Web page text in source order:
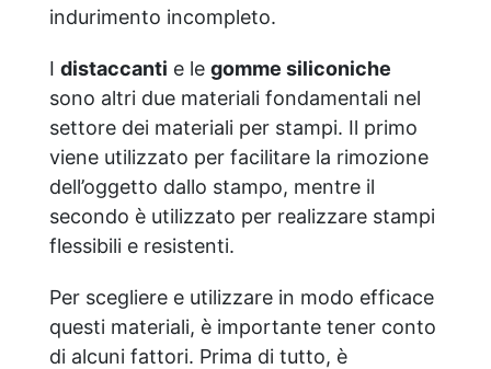
indurimento incompleto.
I distaccanti e le gomme siliconiche
sono altri due materiali fondamentali nel
settore dei materiali per stampi. Il primo
viene utilizzato per facilitare la rimozione
dell’oggetto dallo stampo, mentre il
secondo è utilizzato per realizzare stampi
flessibili e resistenti.
Per scegliere e utilizzare in modo efficace
questi materiali, è importante tener conto
di alcuni fattori. Prima di tutto, è